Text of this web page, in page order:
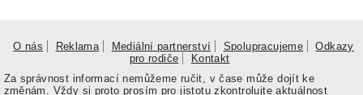
O nás Reklama Mediální partnerství Spolupracujeme
Odkazy
pro rodiče
Kontakt
Za správnost informací nemůžeme ručit, v čase může dojít ke
změnám. Vždy si proto prosím pro jistotu zkontrolujte aktuálnost